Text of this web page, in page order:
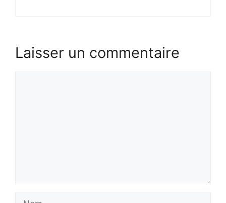
Laisser un commentaire
Nom